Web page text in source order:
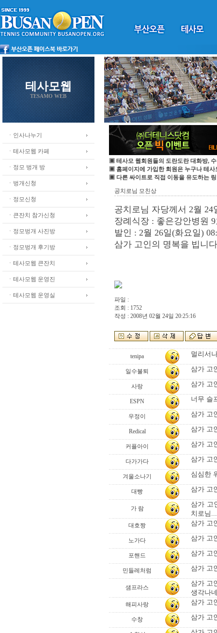
테사모웹
TESAMO WEB
ㆍ인사나누기
ㆍ테사모웹 카페
ㆍ정모 벙개 방
ㆍ벙개신청
ㆍ정모신청
ㆍ큰잔치 참가신청
ㆍ정모벙개 사진방
ㆍ정모벙개 후기방
ㆍ테사모웹 큰잔치
ㆍ테사모웹 운영진
ㆍ테사모웹 운영실
▣ 테사모 웹회원들의 도란도란 대화방,
▣ 홈페이지에 가입한 회원은 누구나 테사
▣ 다른 싸이트로 직접 이동을 유도하는
공치로님 모친상
공치로님 자당께서 2월
장례식장 : 좋은강안병원
발인 : 2월 26일(화요일)
삼가 고인의 명복을 빕니
파일 :
조회 : 1752
작성 : 2008년 02월 24일 20:25:16
tenipa 멀리서
일수불퇴 삼가 고
사랑 삼가 고
ESPN 너무 슬
우정이 삼가 고
Redical 삼가 고
커플아이 삼가 고
다가가다 삼가 고
겨울소나기 심심한
대빵 삼가 고
가 람
삼가 고
치로님
대호짱 삼가 고
노가다 삼가 고
포핸드 삼가 고
민들레처럼 삼가 고
샘프라스
삼가 고
생각나
해피사랑 삼가 고
수창 삼가 고